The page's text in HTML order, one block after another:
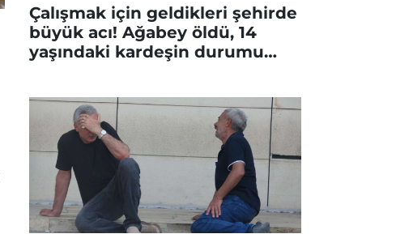
Çalışmak için geldikleri şehirde
büyük acı! Ağabey öldü, 14
yaşındaki kardeşin durumu